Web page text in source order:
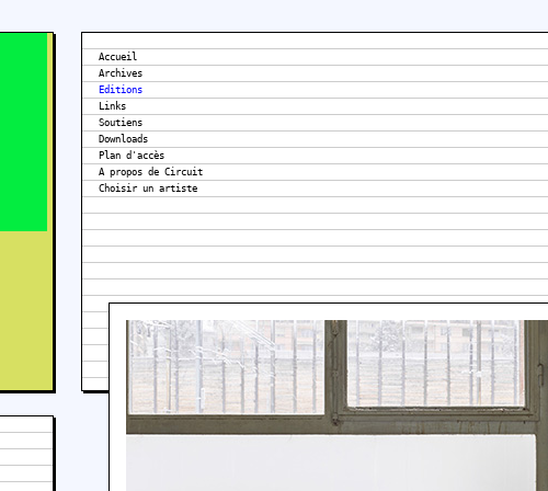
Accueil
Archives
Editions
Links
Soutiens
Downloads
Plan d'accès
A propos de Circuit